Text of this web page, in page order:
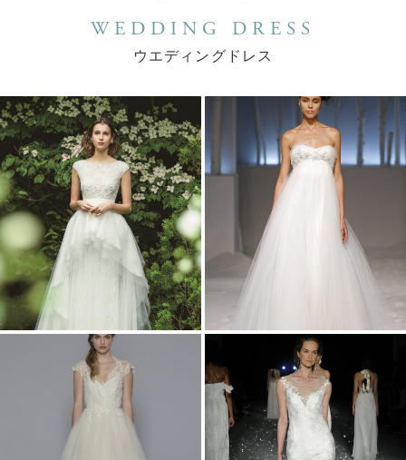
WEDDING DRESS
ウエディングドレス